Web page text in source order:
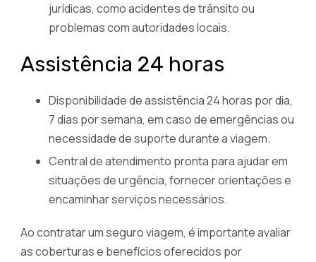
jurídicas, como acidentes de trânsito ou
problemas com autoridades locais.
Assistência 24 horas
Disponibilidade de assistência 24 horas por dia,
7 dias por semana, em caso de emergências ou
necessidade de suporte durante a viagem.
Central de atendimento pronta para ajudar em
situações de urgência, fornecer orientações e
encaminhar serviços necessários.
Ao contratar um seguro viagem, é importante avaliar
as coberturas e benefícios oferecidos por